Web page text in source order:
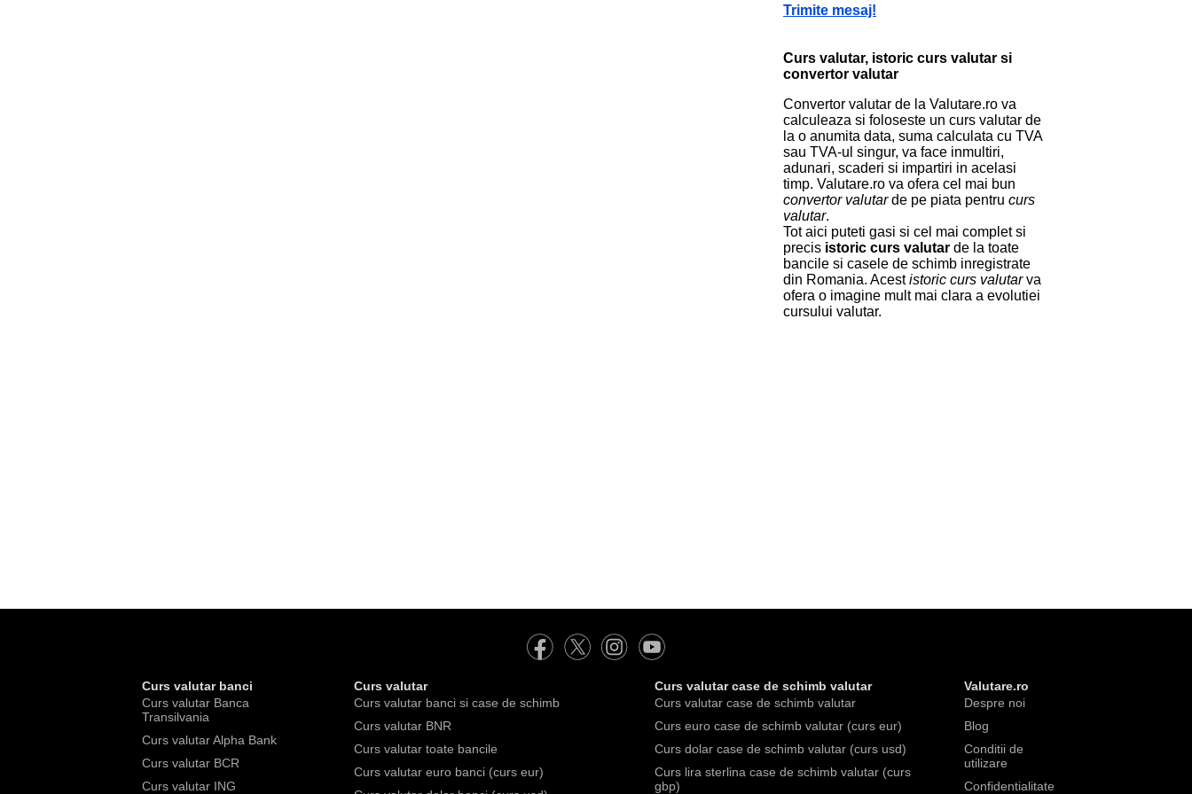
Trimite mesaj!
Curs valutar, istoric curs valutar si
convertor valutar
Convertor valutar de la Valutare.ro va
calculeaza si foloseste un curs valutar de
la o anumita data, suma calculata cu TVA
sau TVA-ul singur, va face inmultiri,
adunari, scaderi si impartiri in acelasi
timp. Valutare.ro va ofera cel mai bun
convertor valutarde pe piata pentru curs
valutar.
Tot aici puteti gasi si cel mai complet si
precis istoric curs valutar de la toate
bancile si casele de schimb inregistrate
din Romania. Acestistoric curs valutarva
ofera o imagine mult mai clara a evolutiei
cursului valutar.
Curs valutar banci
Curs valutar Banca
Transilvania
Curs valutar Alpha Bank
Curs valutar BCR
Curs valutar ING
Curs valutar
Curs valutar banci si case de schimb
Curs valutar BNR
Curs valutar toate bancile
Curs valutar euro banci (curs eur)
Curs valutar case de schimb valutar
Curs valutar case de schimb valutar
Curs euro case de schimb valutar (curs eur)
Curs dolar case de schimb valutar (curs usd)
Curs lira sterlina case de schimb valutar (curs
gbp)
Valutare.ro
Despre noi
Blog
Conditii de
utilizare
Confidentialitate